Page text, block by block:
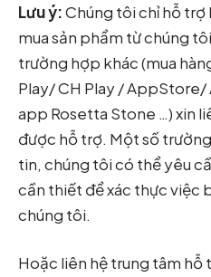
Lưu ý:Chúng tôi chỉ hỗ trợ
mua sản phẩm từ chúng
trường hợp khác (mua
Play/ CH Play /
app Rosetta Stone …) xin
được hỗ trợ. Một số
tin, chúng tôi có thể yêu
cần thiết để xác thực việc
chúng tôi.
Hoặc liên hệ trung tâm hỗ